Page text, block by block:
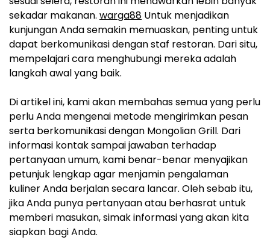
sekadar makanan. warga88 Untuk menjadikan
kunjungan Anda semakin memuaskan, penting untuk
dapat berkomunikasi dengan staf restoran. Dari situ,
mempelajari cara menghubungi mereka adalah
langkah awal yang baik.
Di artikel ini, kami akan membahas semua yang perlu
perlu Anda mengenai metode mengirimkan pesan
serta berkomunikasi dengan Mongolian Grill. Dari
informasi kontak sampai jawaban terhadap
pertanyaan umum, kami benar-benar menyajikan
petunjuk lengkap agar menjamin pengalaman
kuliner Anda berjalan secara lancar. Oleh sebab itu,
jika Anda punya pertanyaan atau berhasrat untuk
memberi masukan, simak informasi yang akan kita
siapkan bagi Anda.